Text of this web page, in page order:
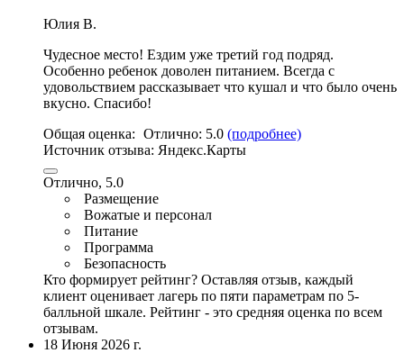
Юлия В.
Чудесное место! Ездим уже третий год подряд.
Особенно ребенок доволен питанием. Всегда с
удовольствием рассказывает что кушал и что было очень
вкусно. Спасибо!
Общая оценка: Отлично: 5.0 (подробнее)
Источник отзыва: Яндекс.Карты
Отлично, 5.0
Размещение
Вожатые и персонал
Питание
Программа
Безопасность
Кто формирует рейтинг? Оставляя отзыв, каждый
клиент оценивает лагерь по пяти параметрам по 5-
балльной шкале. Рейтинг - это средняя оценка по всем
отзывам.
18 Июня 2026 г.